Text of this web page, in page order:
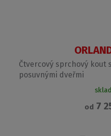
Čtvercový sprchový kout
posuvnými dveřmi
od7